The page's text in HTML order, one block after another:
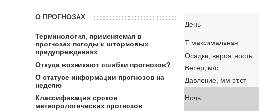
День
T максимальная
Осадки, вероятность
Ветер, м/с
Давление, мм рт.ст
Ночь
О ПРОГНОЗАХ
Терминология, применяемая в
прогнозах погоды и штормовых
предупреждениях
Откуда возникают ошибки прогнозов?
О статусе информации прогнозов на
неделю
Классификация сроков
метеорологических прогнозов